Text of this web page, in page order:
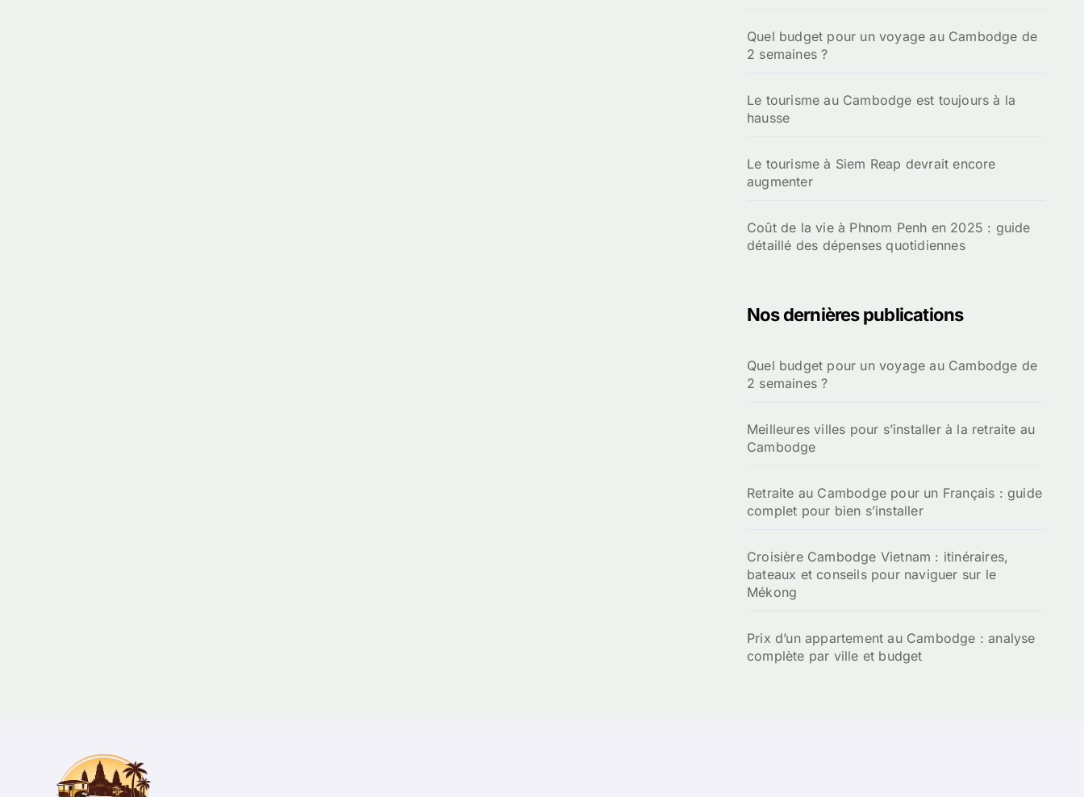
Quel budget pour un voyage au Cambodge de
2 semaines ?
Le tourisme au Cambodge est toujours à la
hausse
Le tourisme à Siem Reap devrait encore
augmenter
Coût de la vie à Phnom Penh en 2025 : guide
détaillé des dépenses quotidiennes
Nos dernières publications
Quel budget pour un voyage au Cambodge de
2 semaines ?
Meilleures villes pour s’installer à la retraite au
Cambodge
Retraite au Cambodge pour un Français : guide
complet pour bien s’installer
Croisière Cambodge Vietnam : itinéraires,
bateaux et conseils pour naviguer sur le
Mékong
Prix d’un appartement au Cambodge : analyse
complète par ville et budget